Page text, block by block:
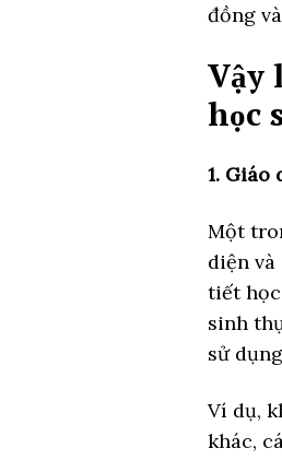
đồng
Vậy
học
1. Giáo
Một
diện
tiết
sinh
sử
Ví dụ,
khác,